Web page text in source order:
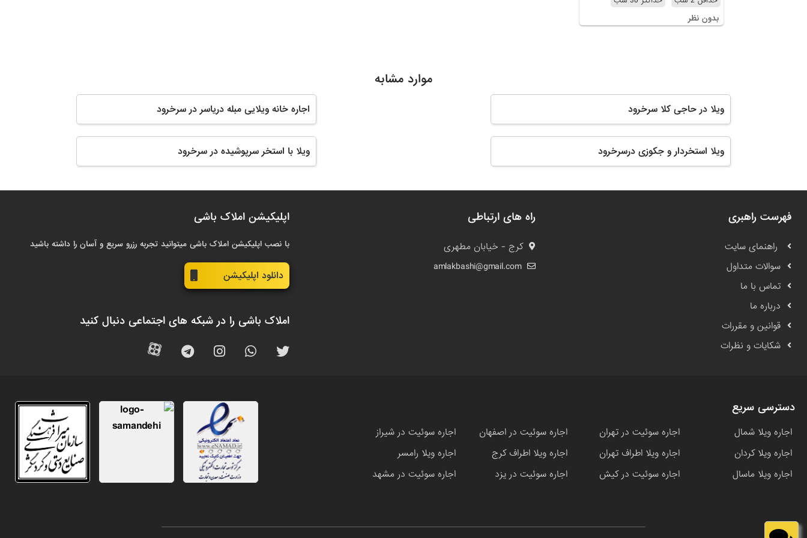
بدون نظر
موارد مشابه
ویلا در حاجی کلا سرخرود اجاره خانه ویلایی مبله دریاسر در سرخرود
ویلا استخردار و جکوزی درسرخرود ویلا با استخر سرپوشیده در سرخرود
فهرست راهبری
راهنمای سایت
سوالات متداول
تماس با ما
درباره ما
قوانین و مقررات
شکایات و نظرات
راه های ارتباطی
کرج - خیابان مطهری
amlakbashi@gmail.com
اپلیکیشن املاک باشی
با نصب اپلیکیشن املاک باشی میتوانید تجربه رزرو سریع و آسان را داشته باشید
دانلود اپلیکیشن
املاک باشی را در شبکه های اجتماعی دنبال کنید
دسترسی سریع
اجاره ویلا شمال اجاره سوئیت در تهران اجاره سوئیت در اصفهان
اجاره سوئیت در شیراز
اجاره ویلا کردان
اجاره ویلا اطراف تهران اجاره ویلا اطراف کرج
اجاره ویلا رامسر
اجاره ویلا ماسال
اجاره سوئیت در کیش اجاره سوئیت در یزد اجاره سوئیت در مشهد